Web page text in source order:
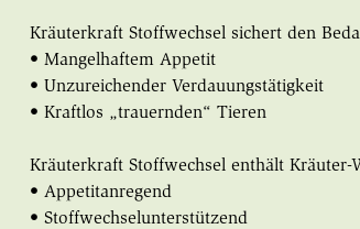
Kräuterkraft Stoffwechsel sichert den
• Mangelhaftem Appetit
• Unzureichender Verdauungstätigkeit
• Kraftlos „trauernden“ Tieren
Kräuterkraft Stoffwechsel enthält
• Appetitanregend
• Stoffwechselunterstützend